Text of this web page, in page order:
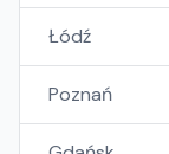
Łódź
Poznań